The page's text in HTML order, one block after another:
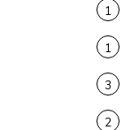
1
1
3
2